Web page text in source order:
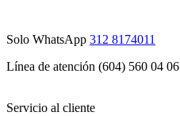
Solo WhatsApp 312 8174011
Línea de atención (604) 560 04 06
Servicio al cliente